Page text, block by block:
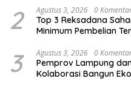
2 Agustus 3, 2026 0
Top 3 Reksadana
Minimum Pembelian
3 Agustus 3, 2026 0
Pemprov Lampung
Kolaborasi Bangun